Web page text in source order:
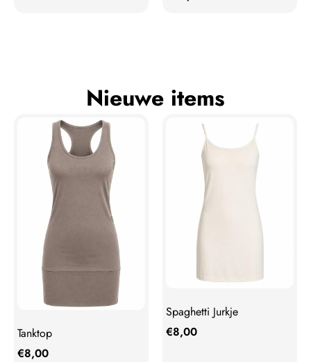
Nieuwe items
Tanktop
€8,00
Spaghetti Jurkje
€8,00